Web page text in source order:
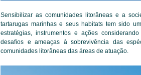
Sensibilizar as comunidades litorâneas e a
tartarugas marinhas e seus habitats tem sido
estratégias, instrumentos e ações
desafios e ameaças à sobrevivência das
comunidades litorâneas das áreas de atuação.